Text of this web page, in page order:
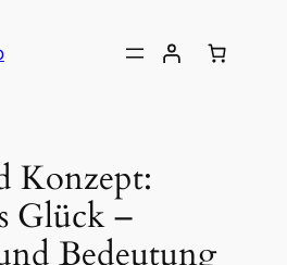
Konzept:
Glück –
Bedeutung